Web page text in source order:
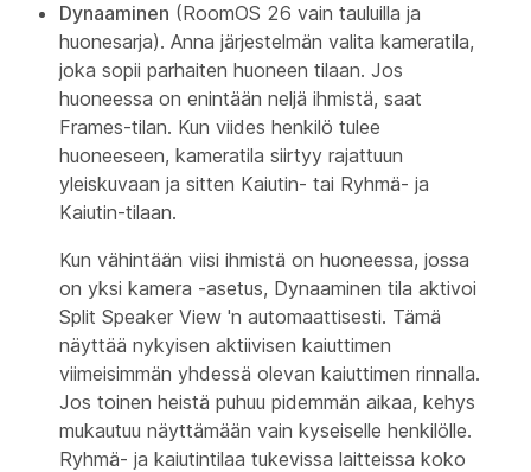
Dynaaminen (RoomOS 26 vain tauluilla ja
huonesarja). Anna järjestelmän valita kameratila,
joka sopii parhaiten huoneen tilaan. Jos
huoneessa on enintään neljä ihmistä, saat
Frames-tilan. Kun viides henkilö tulee
huoneeseen, kameratila siirtyy rajattuun
yleiskuvaan ja sitten Kaiutin- tai Ryhmä- ja
Kaiutin-tilaan.
Kun vähintään viisi ihmistä on huoneessa, jossa
on yksi kamera -asetus, Dynaaminen tila aktivoi
Split Speaker View 'n automaattisesti. Tämä
näyttää nykyisen aktiivisen kaiuttimen
viimeisimmän yhdessä olevan kaiuttimen rinnalla.
Jos toinen heistä puhuu pidemmän aikaa, kehys
mukautuu näyttämään vain kyseiselle henkilölle.
Ryhmä- ja kaiutintilaa tukevissa laitteissa koko